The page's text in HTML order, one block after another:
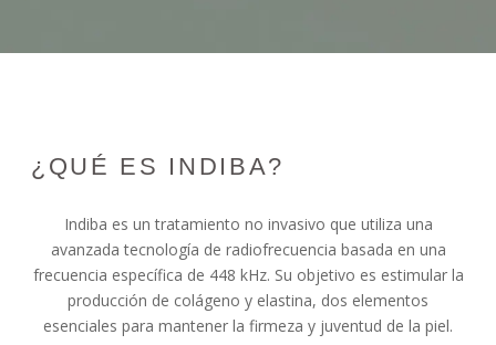
¿QUÉ ES INDIBA?
Indiba es un tratamiento no invasivo que utiliza una
avanzada tecnología de radiofrecuencia basada en una
frecuencia específica de 448 kHz. Su objetivo es estimular la
producción de colágeno y elastina, dos elementos
esenciales para mantener la firmeza y juventud de la piel.